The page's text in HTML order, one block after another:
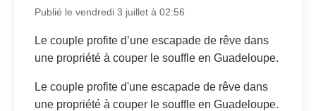
Publié le vendredi 3 juillet à 02:56
Le couple profite d’une escapade de rêve dans
une propriété à couper le souffle en Guadeloupe.
Le couple profite d'une escapade de rêve dans
une propriété à couper le souffle en Guadeloupe.